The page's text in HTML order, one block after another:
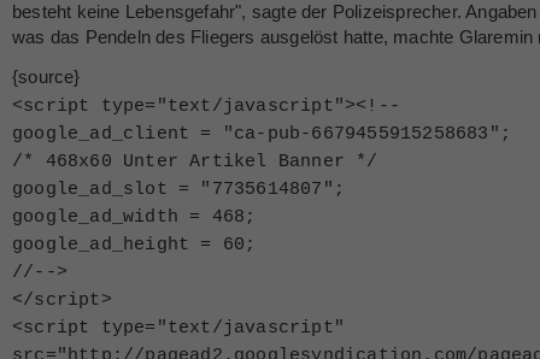
besteht keine Lebensgefahr", sagte der Polizeisprecher.
was das Pendeln des Fliegers ausgelöst hatte, machte Glaremin
{source}
<script type="text/javascript">< !--
google_ad_client = "ca-pub-6679455915258683";
/* 468x60 Unter Artikel Banner */
google_ad_slot = "7735614807";
google_ad_width = 468;
google_ad_height = 60;
//-->
</script>
<script type="text/javascript"